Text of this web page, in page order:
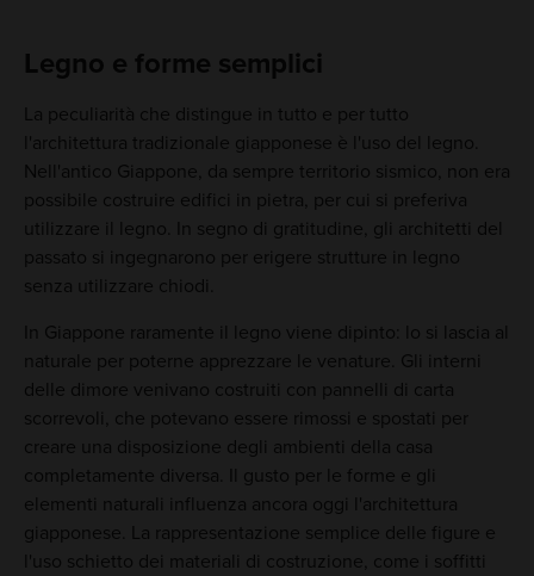
Legno e forme semplici
La peculiarità che distingue in tutto e per tutto
l'architettura tradizionale giapponese è l'uso del legno.
Nell'antico Giappone, da sempre territorio sismico, non era
possibile costruire edifici in pietra, per cui si preferiva
utilizzare il legno. In segno di gratitudine, gli architetti del
passato si ingegnarono per erigere strutture in legno
senza utilizzare chiodi.
In Giappone raramente il legno viene dipinto: lo si lascia al
naturale per poterne apprezzare le venature. Gli interni
delle dimore venivano costruiti con pannelli di carta
scorrevoli, che potevano essere rimossi e spostati per
creare una disposizione degli ambienti della casa
completamente diversa. Il gusto per le forme e gli
elementi naturali influenza ancora oggi l'architettura
giapponese. La rappresentazione semplice delle figure e
l'uso schietto dei materiali di costruzione, come i soffitti